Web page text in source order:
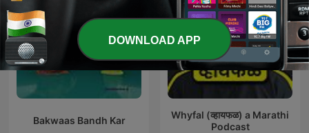
Bakwaas Bandh Kar
Whyfal (व्हायफळ) a Marathi
Podcast
DOWNLOAD APP